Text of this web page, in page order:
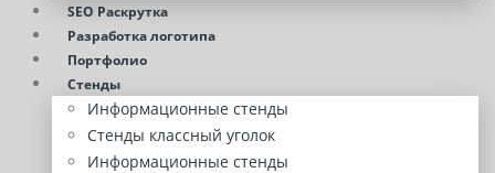
SEO Раскрутка
Разработка логотипа
Портфолио
Стенды
Информационные стенды
Стенды классный уголок
Информационные стенды